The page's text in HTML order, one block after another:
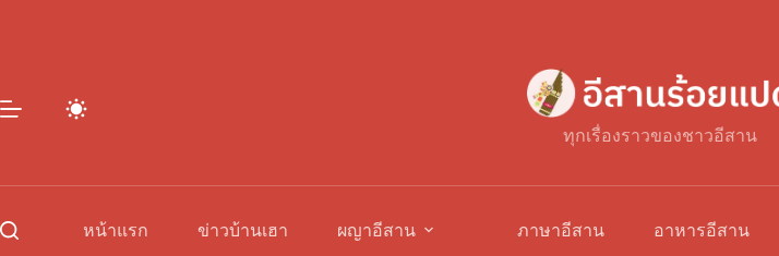
ทุกเรื่องราวของชาวอีสาน
หน้าแรก ข่าวบ้านเฮา ผญาอีสาน ภาษาอีสาน อาหารอีสาน